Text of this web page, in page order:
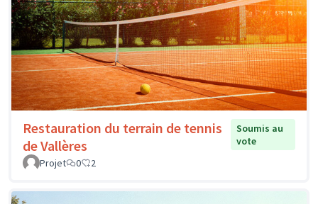
Restauration du terrain de tennis
de Vallères
Soumis au
vote
Projet
0 2